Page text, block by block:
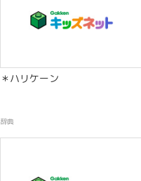
＊ハリケーン
辞典